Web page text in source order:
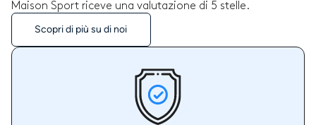
Maison Sport riceve una valutazione di 5 stelle.
Scopri di più su di noi